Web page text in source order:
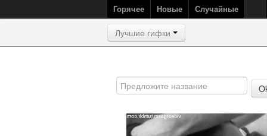
Горячее Новые Случайные
Лучшие гифки